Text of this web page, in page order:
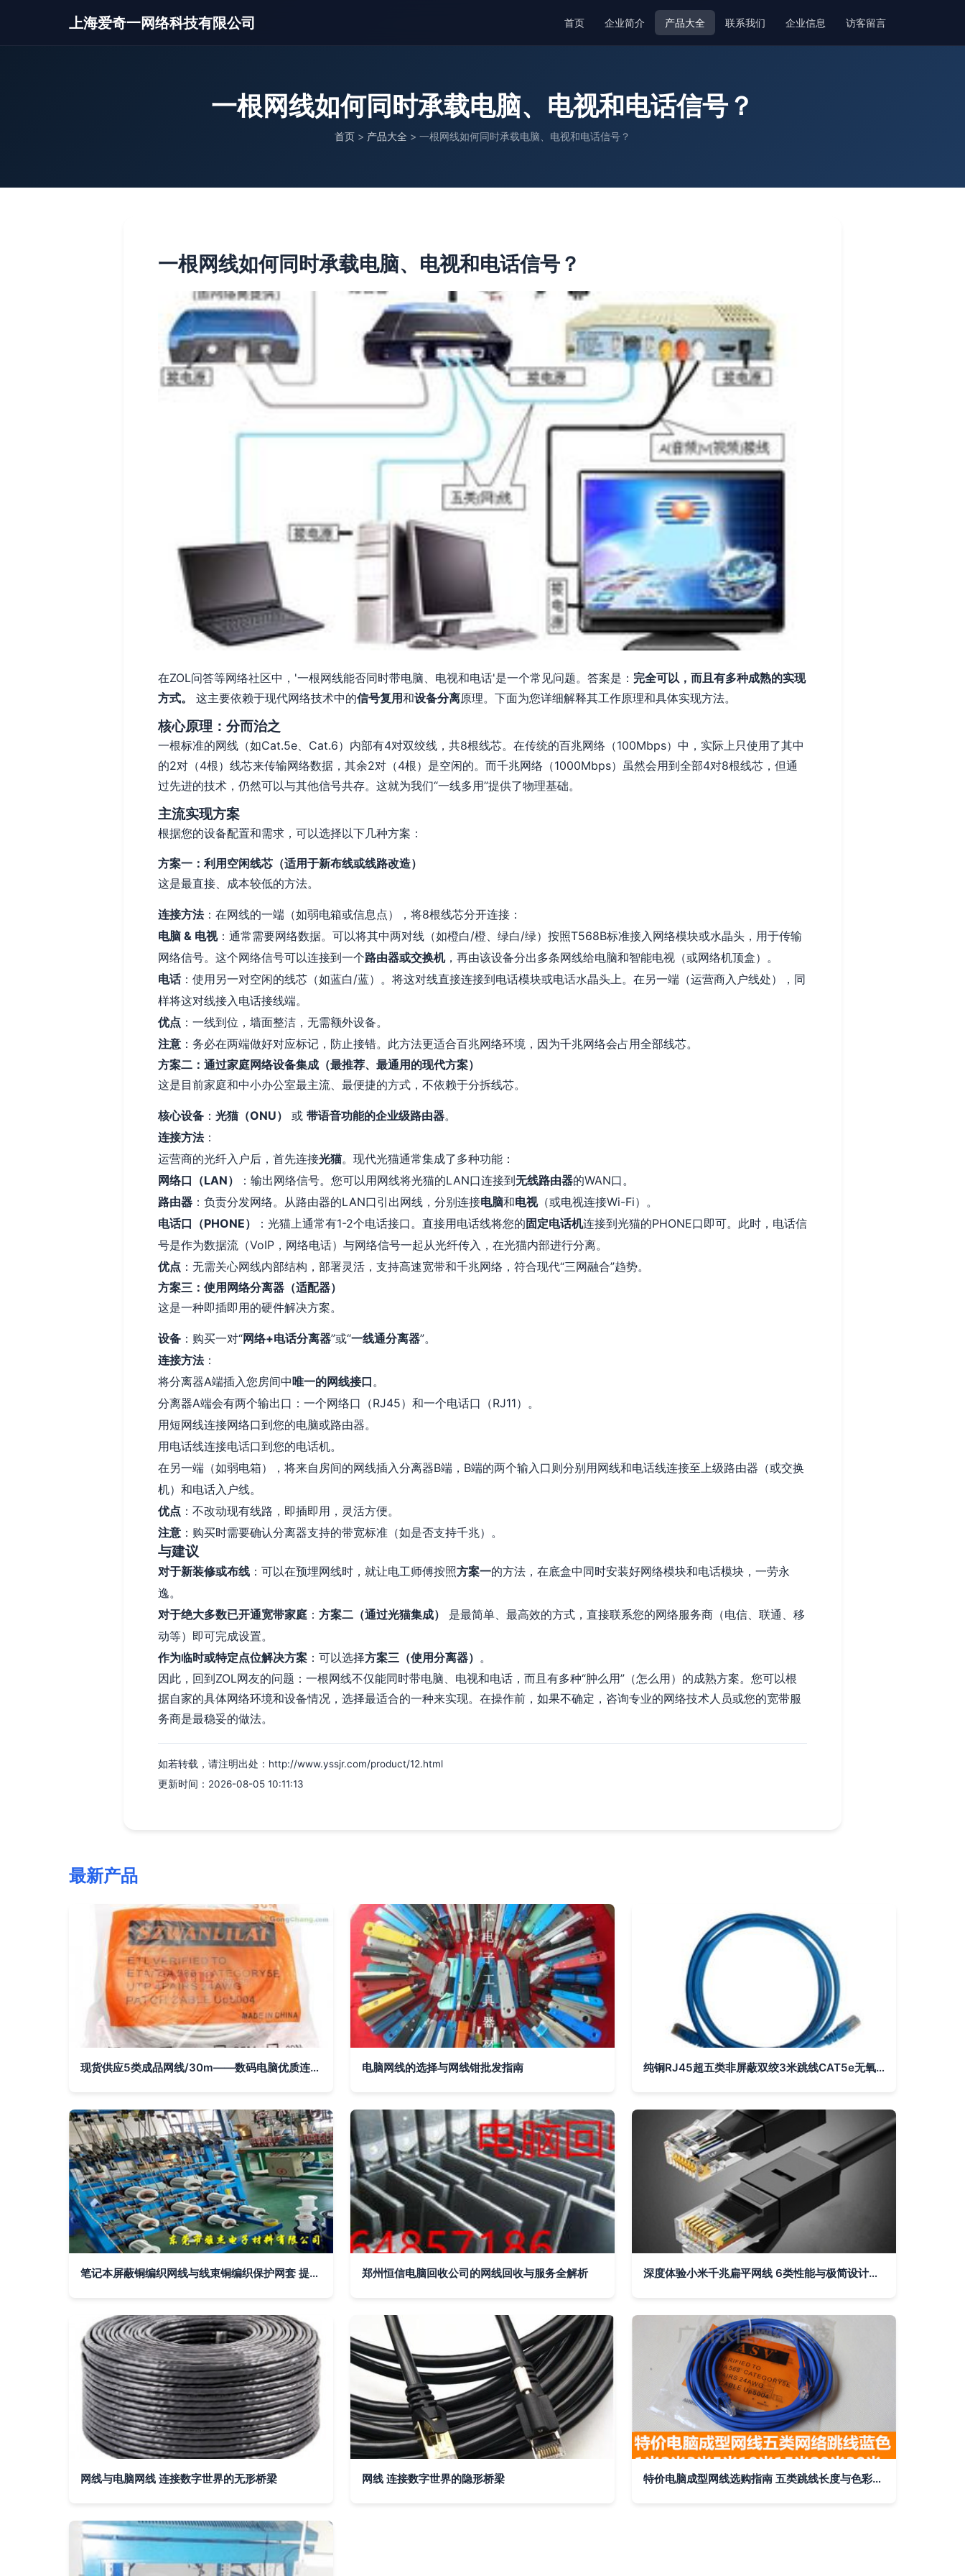
上海爱奇一网络科技有限公司 首页 企业简介 产品大全 联系我们 企业信息 访客留言
一根网线如何同时承载电脑、电视和电话信号？
首页 > 产品大全 > 一根网线如何同时承载电脑、电视和电话信号？
一根网线如何同时承载电脑、电视和电话信号？
在ZOL问答等网络社区中，'一根网线能否同时带电脑、电视和电话'是一个常见问题。答案是： 完全可以，而且有多种成熟的实现
方式。
这主要依赖于现代网络技术中的信号复用和设备分离原理。下面为您详细解释其工作原理和具体实现方法。
核心原理：分而治之
一根标准的网线（如Cat.5e、Cat.6）内部有4对双绞线，共8根线芯。在传统的百兆网络（100Mbps）中，实际上只使用了其中
的2对（4根）线芯来传输网络数据，其余2对（4根）是空闲的。而千兆网络（1000Mbps）虽然会用到全部4对8根线芯，但通
过先进的技术，仍然可以与其他信号共存。这就为我们“一线多用”提供了物理基础。
主流实现方案
根据您的设备配置和需求，可以选择以下几种方案：
方案一：利用空闲线芯（适用于新布线或线路改造）
这是最直接、成本较低的方法。
连接方法：在网线的一端（如弱电箱或信息点），将8根线芯分开连接：
电脑 & 电视：通常需要网络数据。可以将其中两对线（如橙白/橙、绿白/绿）按照T568B标准接入网络模块或水晶头，用于传输
网络信号。这个网络信号可以连接到一个路由器或交换机，再由该设备分出多条网线给电脑和智能电视（或网络机顶盒）。
电话：使用另一对空闲的线芯（如蓝白/蓝）。将这对线直接连接到电话模块或电话水晶头上。在另一端（运营商入户线处），同
样将这对线接入电话接线端。
优点 ：一线到位，墙面整洁，无需额外设备。
注意 ：务必在两端做好对应标记，防止接错。此方法更适合百兆网络环境，因为千兆网络会占用全部线芯。
方案二：通过家庭网络设备集成（最推荐、最通用的现代方案）
这是目前家庭和中小办公室最主流、最便捷的方式，不依赖于分拆线芯。
核心设备 ： 光猫（ONU） 或 带语音功能的企业级路由器。
连接方法：
运营商的光纤入户后，首先连接光猫。现代光猫通常集成了多种功能：
网络口（LAN）
：输出网络信号。您可以用网线将光猫的LAN口连接到无线路由器的WAN口。
路由器 ：负责分发网络。从路由器的LAN口引出网线，分别连接电脑和电视（或电视连接Wi-Fi）。
电话口（PHONE）
：光猫上通常有1-2个电话接口。直接用电话线将您的 固定电话机连接到光猫的PHONE口即可。此时，电话信
号是作为数据流（VoIP，网络电话）与网络信号一起从光纤传入，在光猫内部进行分离。
优点 ：无需关心网线内部结构，部署灵活，支持高速宽带和千兆网络，符合现代“三网融合”趋势。
方案三：使用网络分离器（适配器）
这是一种即插即用的硬件解决方案。
设备 ：购买一对“网络+电话分离器”或“一线通分离器”。
连接方法：
将分离器A端插入您房间中唯一的网线接口。
分离器A端会有两个输出口：一个网络口（RJ45）和一个电话口（RJ11）。
用短网线连接网络口到您的电脑或路由器。
用电话线连接电话口到您的电话机。
在另一端（如弱电箱），将来自房间的网线插入分离器B端，B端的两个输入口则分别用网线和电话线连接至上级路由器（或交换
机）和电话入户线。
优点 ：不改动现有线路，即插即用，灵活方便。
注意 ：购买时需要确认分离器支持的带宽标准（如是否支持千兆）。
与建议
对于新装修或布线 ：可以在预埋网线时，就让电工师傅按照方案一的方法，在底盒中同时安装好网络模块和电话模块，一劳永
逸。
对于绝大多数已开通宽带家庭 ： 方案二（通过光猫集成）
是最简单、最高效的方式，直接联系您的网络服务商（电信、联通、移
动等）即可完成设置。
作为临时或特定点位解决方案 ：可以选择方案三（使用分离器） 。
因此，回到ZOL网友的问题：一根网线不仅能同时带电脑、电视和电话，而且有多种“肿么用”（怎么用）的成熟方案。您可以根
据自家的具体网络环境和设备情况，选择最适合的一种来实现。在操作前，如果不确定，咨询专业的网络技术人员或您的宽带服
务商是最稳妥的做法。
如若转载，请注明出处：http://www.yssjr.com/product/12.html
更新时间：2026-08-05 10:11:13
最新产品
现货供应5类成品网线/30m——数码电脑优质连接方案 电脑网线的选择与网线钳批发指南 纯铜RJ45超五类非屏蔽双绞3米跳线CAT5e无氧铜芯路由器电脑网线深度评测
笔记本屏蔽铜编织网线与线束铜编织保护网套 提升电脑网线性能与耐用性的秘密武器 郑州恒信电脑回收公司的网线回收与服务全解析 深度体验小米千兆扁平网线 6类性能与极简设计的完美融合
网线与电脑网线 连接数字世界的无形桥梁 网线 连接数字世界的隐形桥梁 特价电脑成型网线选购指南 五类跳线长度与色彩搭配详解